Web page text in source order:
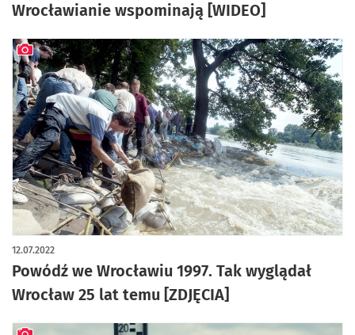
Wrocławianie wspominają [WIDEO]
Powódź we Wrocławiu 1997. Tak wyglądał
Wrocław 25 lat temu [ZDJĘCIA]
12.07.2022
artykuł z galerią zdjęć